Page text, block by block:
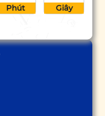
Phút Giây